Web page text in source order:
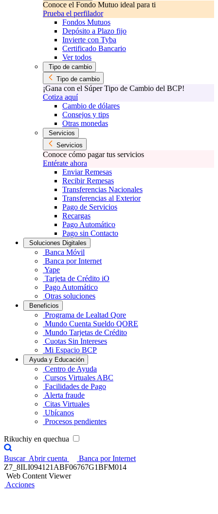
Conoce el Fondo Mutuo ideal para ti
Prueba el perfilador
Fondos Mutuos
Depósito a Plazo fijo
Invierte con Tyba
Certificado Bancario
Ver todos
Tipo de cambio
Tipo de cambio
¡Gana con el Súper Tipo de Cambio del BCP!
Cotiza aquí
Cambio de dólares
Consejos y tips
Otras monedas
Servicios
Servicios
Conoce cómo pagar tus servicios
Entérate ahora
Enviar Remesas
Recibir Remesas
Transferencias Nacionales
Transferencias al Exterior
Pago de Servicios
Recargas
Pago Automático
Pago sin Contacto
Soluciones Digitales
Banca Móvil
Banca por Internet
Yape
Tarjeta de Crédito iO
Pago Automático
Otras soluciones
Beneficios
Programa de Lealtad Qore
Mundo Cuenta Sueldo QORE
Mundo Tarjetas de Crédito
Cuotas Sin Intereses
Mi Espacio BCP
Ayuda y Educación
Centro de Ayuda
Cursos Virtuales ABC
Facilidades de Pago
Alerta fraude
Citas Virtuales
Ubícanos
Procesos pendientes
Rikuchiy en quechua
Buscar Abrir cuenta
Banca por Internet
Z7_8ILI094121ABF06767G1BFM014
Web Content Viewer
Acciones